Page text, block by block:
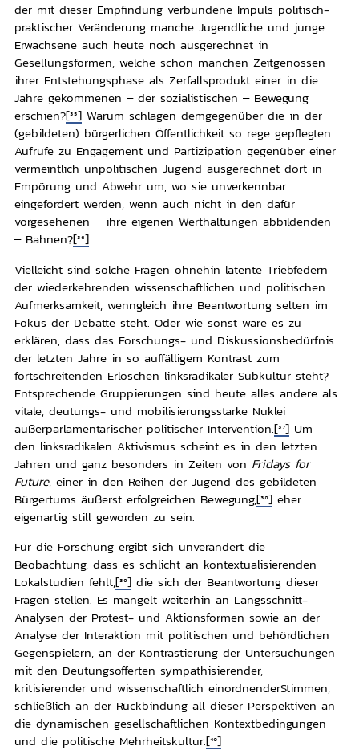
der mit dieser Empfindung verbundene Impuls politisch-
praktischer Veränderung manche Jugendliche und junge
Erwachsene auch heute noch ausgerechnet in
Gesellungsformen, welche schon manchen Zeitgenossen
ihrer Entstehungsphase als Zerfallsprodukt einer in die
Jahre gekommenen – der sozialistischen – Bewegung
erschien?[35]Warum schlagen demgegenüber die in der
(gebildeten) bürgerlichen Öffentlichkeit so rege gepflegten
Aufrufe zu Engagement und Partizipation gegenüber einer
vermeintlich unpolitischen Jugend ausgerechnet dort in
Empörung und Abwehr um, wo sie unverkennbar
eingefordert werden, wenn auch nicht in den dafür
vorgesehenen – ihre eigenen Werthaltungen abbildenden
– Bahnen?[36]
Vielleicht sind solche Fragen ohnehin latente Triebfedern
der wiederkehrenden wissenschaftlichen und politischen
Aufmerksamkeit, wenngleich ihre Beantwortung selten im
Fokus der Debatte steht. Oder wie sonst wäre es zu
erklären, dass das Forschungs- und Diskussionsbedürfnis
der letzten Jahre in so auffälligem Kontrast zum
fortschreitenden Erlöschen linksradikaler Subkultur steht?
Entsprechende Gruppierungen sind heute alles andere als
vitale, deutungs- und mobilisierungsstarke Nuklei
außerparlamentarischer politischer Intervention.[37]Um
den linksradikalen Aktivismus scheint es in den letzten
Jahren und ganz besonders in Zeiten von Fridays for
Future, einer in den Reihen der Jugend des gebildeten
Bürgertums äußerst erfolgreichen Bewegung,[38]eher
eigenartig still geworden zu sein.
Für die Forschung ergibt sich unverändert die
Beobachtung, dass es schlicht an kontextualisierenden
Lokalstudien fehlt,[39]die sich der Beantwortung dieser
Fragen stellen. Es mangelt weiterhin an Längsschnitt-
Analysen der Protest- und Aktionsformen sowie an der
Analyse der Interaktion mit politischen und behördlichen
Gegenspielern, an der Kontrastierung der Untersuchungen
mit den Deutungsofferten sympathisierender,
kritisierender und wissenschaftlich einordnenderStimmen,
schließlich an der Rückbindung all dieser Perspektiven an
die dynamischen gesellschaftlichen Kontextbedingungen
und die politische Mehrheitskultur.[40]